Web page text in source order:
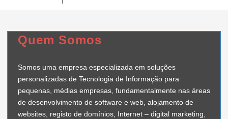
Quem Somos
Somos uma empresa especializada em soluções
personalizadas de Tecnologia de Informação para
pequenas, médias empresas, fundamentalmente nas áreas
de desenvolvimento de software e web, alojamento de
websites, registo de domínios, Internet – digital marketing,